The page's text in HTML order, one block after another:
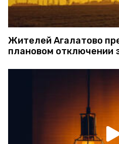
Жителей Агалатово
плановом отключении